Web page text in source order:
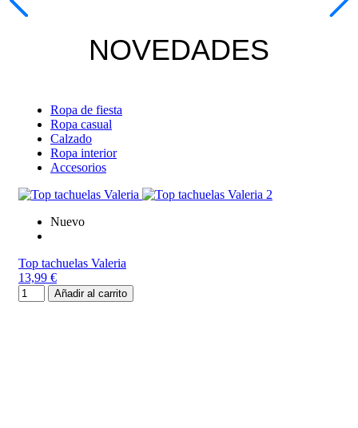
NOVEDADES
Ropa de fiesta
Ropa casual
Calzado
Ropa interior
Accesorios
Nuevo
Top tachuelas Valeria
13,99 €
Añadir al carrito